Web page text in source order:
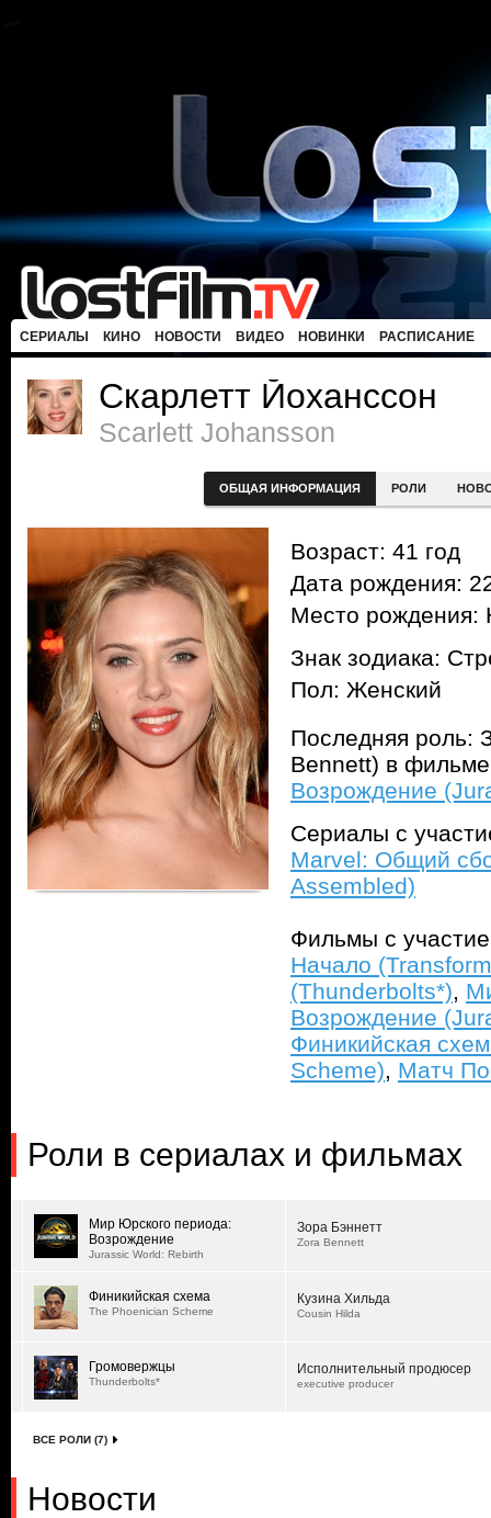
СЕРИАЛЫ КИНО НОВОСТИ ВИДЕО НОВИНКИ РАСПИСАНИЕ
Скарлетт Йоханссон
Scarlett Johansson
ОБЩАЯ ИНФОРМАЦИЯ РОЛИ
Возраст: 41 год
Дата рождения:
Место
Знак зодиака:
Пол: Женский
Последняя роль:
Bennett) в
Возрождение
Сериалы с
Marvel: Общий
Assembled)
Фильмы с
Начало
(Thunderbolts*),
Возрождение
Финикийская
Scheme), Матч
Роли в сериалах и фильмах
Мир Юрского периода:
Возрождение
Jurassic World: Rebirth
Зора Бэннетт
Zora Bennett
Финикийская схема
The Phoenician Scheme
Кузина Хильда
Cousin Hilda
Громовержцы
Thunderbolts*
Исполнительный продюсер
executive producer
ВСЕ РОЛИ (7)
Новости